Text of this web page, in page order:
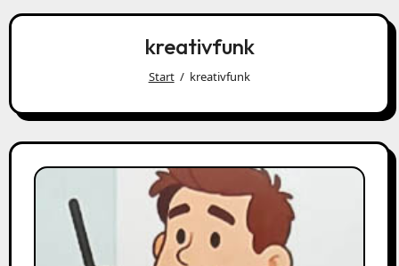
kreativfunk
Start kreativfunk